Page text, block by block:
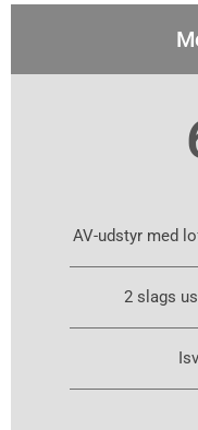
AV-udstyr med
2 slags